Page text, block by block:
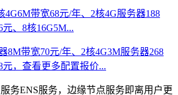
4G6M带宽68元/年、2核4G服务器188
、8核16G5M...
8M带宽70元/年、2核4G3M服务器268
元，查看更多配置报价...
务ENS服务，边缘节点服务即离用户更